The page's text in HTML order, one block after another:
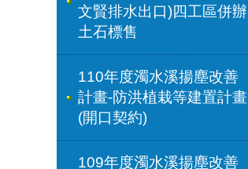
文賢排水出口)四工區併辦
土石標售
110年度濁水溪揚塵改善
計畫-防洪植栽等建置計畫
(開口契約)
109年度濁水溪揚塵改善